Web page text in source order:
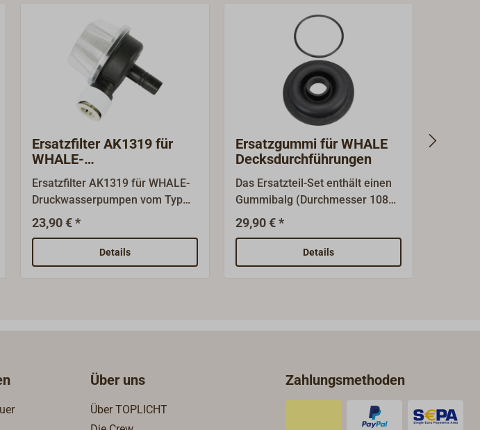
Ersatzfilter AK1319 für
WHALE-
Druckwasserpumpen
Ersatzfilter AK1319 für WHALE-
Druckwasserpumpen vom Typ
WATERMASTER und
UNIVERSAL. Für 15mm-WHALE-
QUICK-CONNECT-
Anschluss.Technische
Nr.: AK1319für UNIVERSAL-
Modelle: UF0812, UF0815,
UF1212, UF1214, UF1215,
23,90 € *
Details
Ersatzgummi für WHALE
Decksdurchführungen
Das Ersatzteil-Set enthält einen
Gummibalg (Durchmesser 108
mm) und einen O-Ring, passend
zu verschiedenen
Unterdeckdurchführungen für
WHALE und HENDERSON-
29,90 € *
Details
Über uns
Über TOPLICHT
Zahlungsmethoden